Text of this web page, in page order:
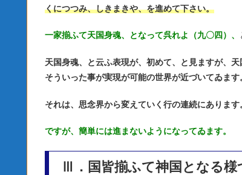
くにつつみ、しきまきや、を進めて下さい。
一家揃ふて天国身魂、となって呉れよ（九〇四）、
天国身魂、と云ふ表現が、初めて、と見ますが、
そういった事が実現が可能の世界が近づいてゐます
それは、思念界から変えていく行の連続にあります
ですが、簡単には進まないようになってゐます。
Ⅲ．国皆揃ふて神国となる様